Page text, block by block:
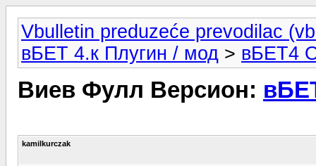
Vbulletin preduzeće prevodilac
вБЕТ 4.к Плугин / мод > вБЕТ4
Виев Фулл Версион:
kamilkurczak